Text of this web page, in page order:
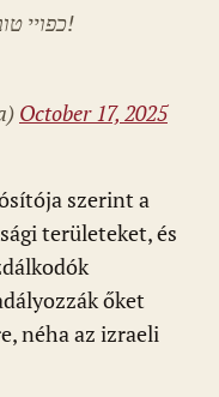
כפויי טובה! הם באו לדשן לכם את המטע!
October 17, 2025
szerint a
területeket, és
őket
néha az izraeli